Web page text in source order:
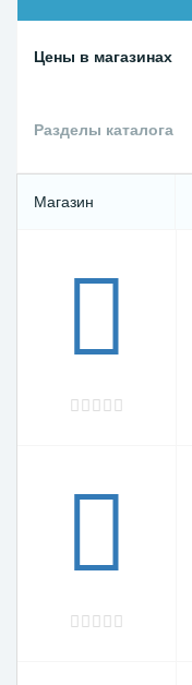
Цены в магазинах
Разделы каталога
Магазин